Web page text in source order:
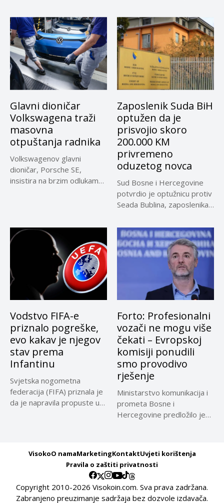
Glavni dioničar
Volkswagena traži
masovna
otpuštanja radnika
Volkswagenov glavni
dioničar, Porsche SE,
insistira na brzim odlukama
Zaposlenik Suda BiH
optužen da je
prisvojio skoro
200.000 KM
privremeno
oduzetog novca
Sud Bosne i Hercegovine
potvrdio je optužnicu protiv
Seada Bublina, zaposlenika
Vodstvo FIFA-e
priznalo pogreške,
evo kakav je njegov
stav prema
Infantinu
Svjetska nogometna
federacija (FIFA) priznala je
da je napravila propuste u
Forto: Profesionalni
vozači ne mogu više
čekati – Evropskoj
komisiji ponudili
smo provodivo
rješenje
Ministarstvo komunikacija i
prometa Bosne i
Hercegovine predložilo je
VisokoO namaMarketingKontaktUvjeti korištenja
Pravila o zaštiti privatnosti
Copyright 2010-2026 Visokoin.com. Sva prava zadržana.
Zabranjeno preuzimanje sadržaja bez dozvole izdavača.